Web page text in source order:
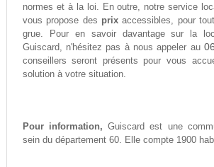
normes et à la loi. En outre, notre service
vous propose des prixaccessibles, pour
grue. Pour en savoir davantage sur la
Guiscard, n'hésitez pas à nous appeler au
conseillers seront présents pour vous
solution à votre situation.
Pour information, Guiscard est une
sein du département 60. Elle compte 1900